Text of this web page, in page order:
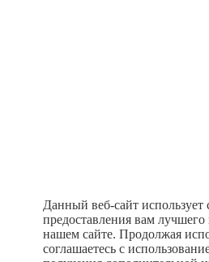
Данный веб-сайт
предоставления вам лучшего
нашем сайте. Продолжая
соглашаетесь с